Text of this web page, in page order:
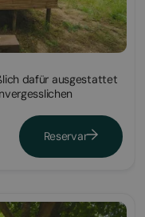
dafür ausgestattet
Reservar